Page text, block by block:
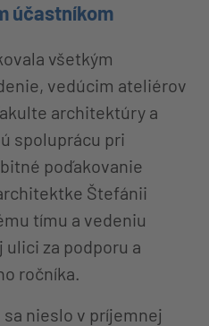
účastníkom
všetkým
vedúcim ateliérov
architektúry a
spoluprácu pri
poďakovanie
Štefánii
tímu a vedeniu
ulici za podporu a
ročníka.
nieslo v príjemnej